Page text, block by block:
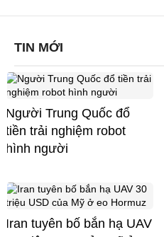
TIN MỚI
Người Trung Quốc đổ
tiền trải nghiệm robot
hình người
Iran tuyên bố bắn hạ UAV